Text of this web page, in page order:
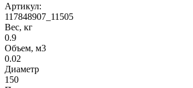
Артикул:
117848907_11505
Вес, кг
0.9
Объем, м3
0.02
Диаметр
150